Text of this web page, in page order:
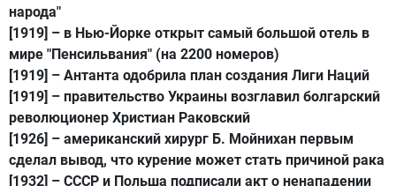
народа"
[1919] – в Нью-Йорке открыт самый большой отель в
мире "Пенсильвания" (на 2200 номеров)
[1919] – Антанта одобрила план создания Лиги Наций
[1919] – правительство Украины возглавил болгарский
революционер Христиан Раковский
[1926] – американский хирург Б. Мойнихан первым
сделал вывод, что курение может стать причиной рака
[1932] – СССР и Польша подписали акт о ненападении